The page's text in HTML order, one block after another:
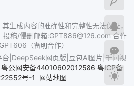
生成内容的准确性和完整性无法保证，
投稿/侵删邮箱:GPT886@126.com 合作
（备明合作）
|DeepSeek网页版|豆包AI图片|千问视
粤公网安备44010602012586 粤ICP备
号-1
网站地图